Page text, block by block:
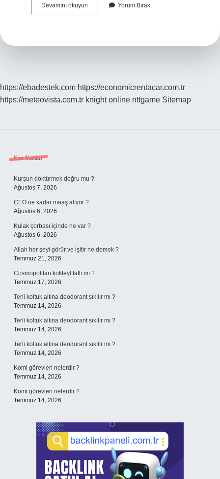
Devamını okuyun
Salatasının
Yorum Bırak
https://ebadestek.com https://economicrentacar.com.tr
https://meteovista.com.tr knight online nttgame Sitemap
Sidebar
Son Yazılar
Kurşun döktürmek doğru mu ?
Ağustos 7, 2026
CEO ne kadar maaş alıyor ?
Ağustos 6, 2026
Kulak çorbası içinde ne var ?
Ağustos 6, 2026
Allah her şeyi görür ve işitir ne demek ?
Temmuz 21, 2026
Cosmopolitan kokteyl tatlı mı ?
Temmuz 17, 2026
Terli koltuk altına deodorant sıkılır mı ?
Temmuz 14, 2026
Terli koltuk altına deodorant sıkılır mı ?
Temmuz 14, 2026
Terli koltuk altına deodorant sıkılır mı ?
Temmuz 14, 2026
Komi görevleri nelerdir ?
Temmuz 14, 2026
Komi görevleri nelerdir ?
Temmuz 14, 2026